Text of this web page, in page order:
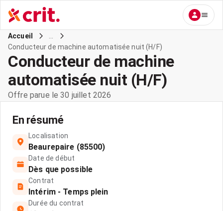
Accueil
Conducteur de machine automatisée nuit (H/F)
Conducteur de machine
automatisée nuit (H/F)
Offre parue le 30 juillet 2026
En résumé
Localisation
Beaurepaire (85500)
Date de début
Dès que possible
Contrat
Intérim - Temps plein
Durée du contrat